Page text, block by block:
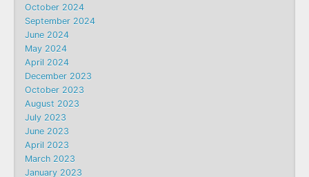
October 2024
September 2024
June 2024
May 2024
April 2024
December 2023
October 2023
August 2023
July 2023
June 2023
April 2023
March 2023
January 2023